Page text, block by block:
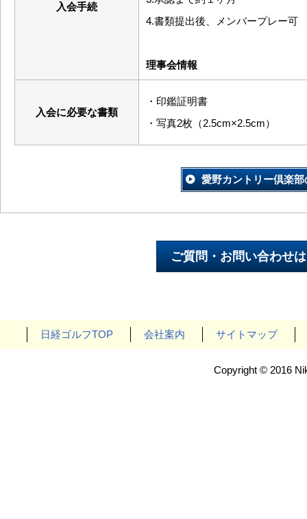
入会手続
4.書類提出後、メンバープレー可
理事会情報
入会に必要な書類
・印鑑証明書
・写真2枚（2.5cm×2.5cm）
愛野カントリー倶楽
日経ゴルフTOP 会社案内 サイトマップ
Copyright © 2016